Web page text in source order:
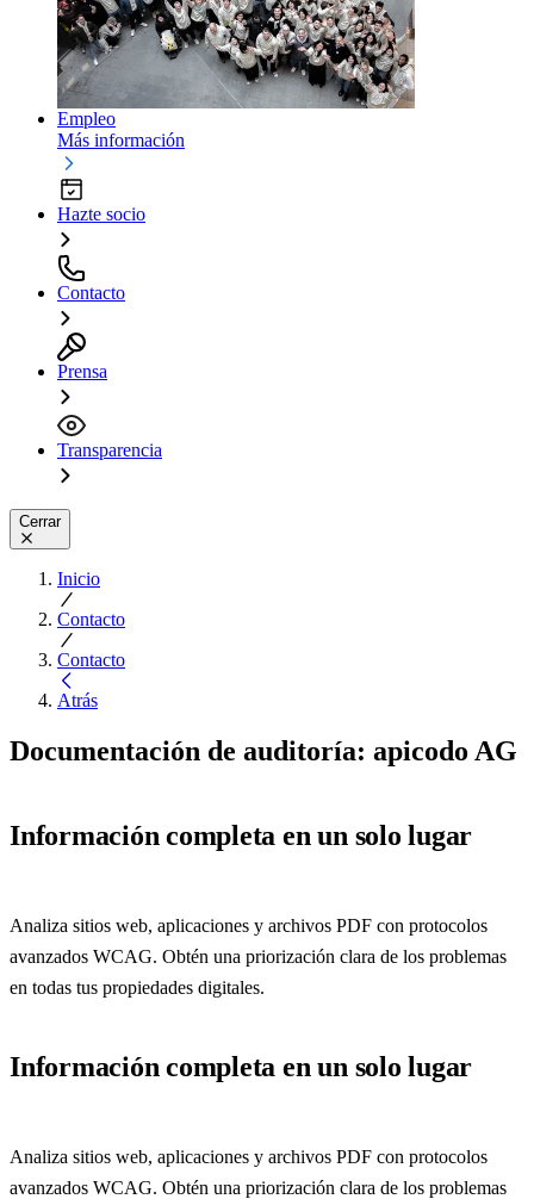
Empleo
Más información
Hazte socio
Contacto
Prensa
Transparencia
Cerrar
Inicio
Contacto
Contacto
Atrás
Documentación de auditoría: apicodo AG
Información completa en un solo lugar
Analiza sitios web, aplicaciones y archivos PDF con protocolos
avanzados WCAG. Obtén una priorización clara de los problemas
en todas tus propiedades digitales.
Información completa en un solo lugar
Analiza sitios web, aplicaciones y archivos PDF con protocolos
avanzados WCAG. Obtén una priorización clara de los problemas